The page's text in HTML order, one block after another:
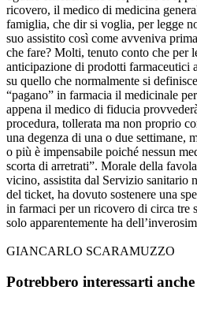
ricovero, il medico di medicina
famiglia, che dir si voglia, per legge
suo assistito così come avveniva
che fare? Molti, tenuto conto che per
anticipazione di prodotti farmaceutici
su quello che normalmente si
“pagano” in farmacia il medicinale
appena il medico di fiducia
procedura, tollerata ma non proprio
una degenza di una o due settimane,
o più è impensabile poiché nessun
scorta di arretrati”. Morale della
vicino, assistita dal Servizio sanitario
del ticket, ha dovuto sostenere una
in farmaci per un ricovero di circa tre
solo apparentemente ha
GIANCARLO SCARAMUZZO
Potrebbero interessarti anche